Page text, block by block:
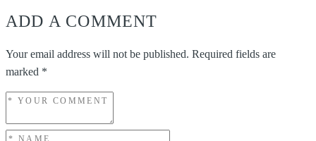
ADD A COMMENT
Your email address will not be published. Required fields are
marked *